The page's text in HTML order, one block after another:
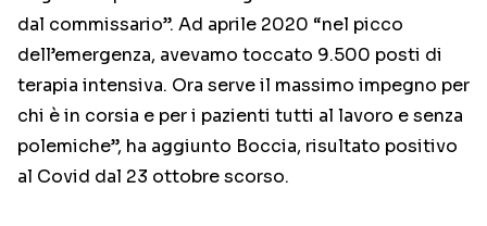
dal commissario”. Ad aprile 2020 “nel picco
dell’emergenza, avevamo toccato 9.500 posti di
terapia intensiva. Ora serve il massimo impegno per
chi è in corsia e per i pazienti tutti al lavoro e senza
polemiche”, ha aggiunto Boccia, risultato positivo
al Covid dal 23 ottobre scorso.